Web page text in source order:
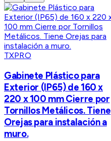
TXPRO
Gabinete Plástico para
Exterior (IP65) de 160 x
220 x 100 mm Cierre por
Tornillos Metálicos. Tiene
Orejas para instalación a
muro.